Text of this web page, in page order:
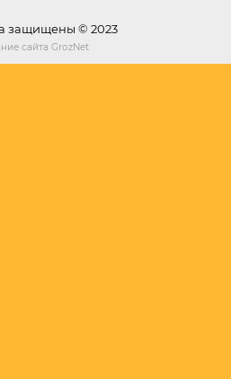
защищены © 2023
сайта GrozNet